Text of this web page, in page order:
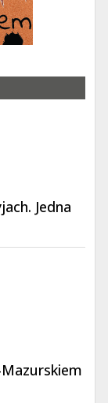
Jedna